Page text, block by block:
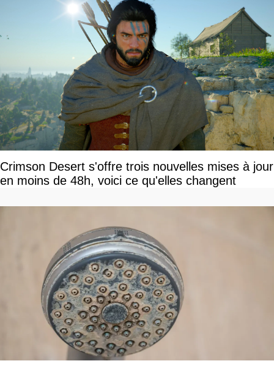
Crimson Desert s'offre trois nouvelles mises à jour
en moins de 48h, voici ce qu'elles changent